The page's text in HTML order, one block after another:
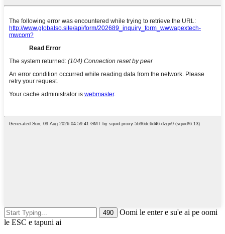
Oomi le enter e su'e ai pe oomi
le ESC e tapuni ai